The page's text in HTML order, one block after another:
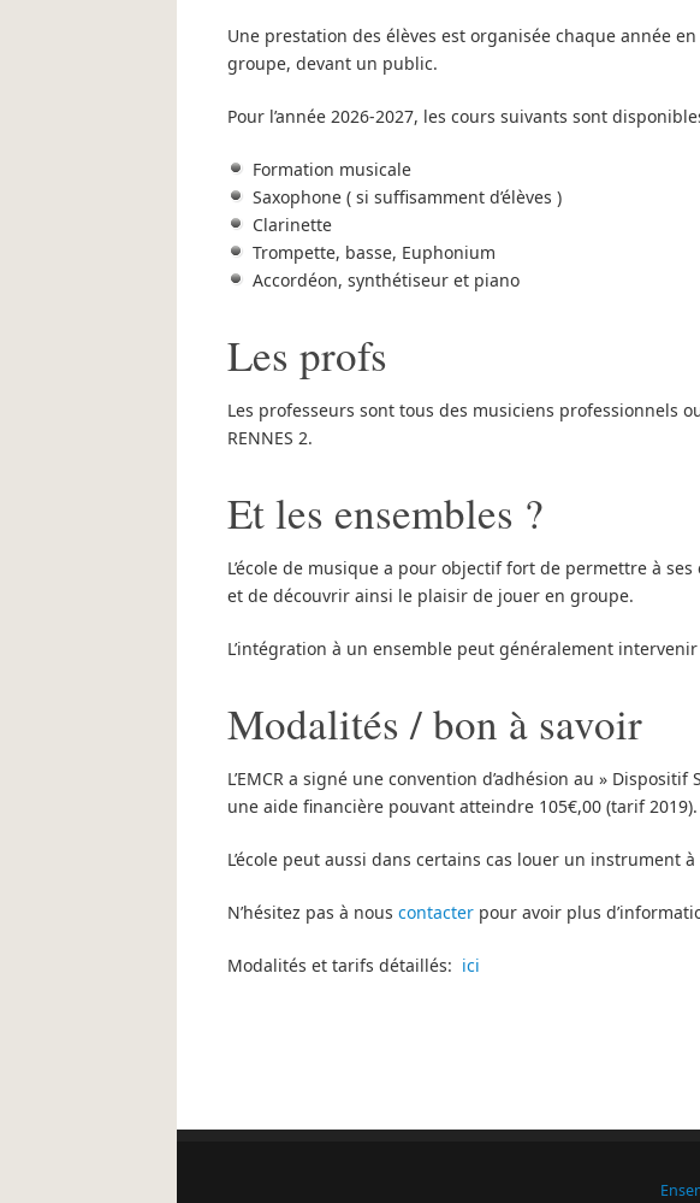
Une prestation des élèves est organisée chaque année
groupe, devant un public.
Pour l’année 2026-2027, les cours suivants sont
Formation musicale
Saxophone ( si suffisamment d’élèves )
Clarinette
Trompette, basse, Euphonium
Accordéon, synthétiseur et piano
Les profs
Les professeurs sont tous des musiciens professionnels
RENNES 2.
Et les ensembles ?
L’école de musique a pour objectif fort de permettre à
et de découvrir ainsi le plaisir de jouer en groupe.
L’intégration à un ensemble peut généralement
Modalités / bon à savoir
L’EMCR a signé une convention d’adhésion au »
une aide financière pouvant atteindre 105€,00 (tarif 2019).
L’école peut aussi dans certains cas louer un
N’hésitez pas à nous contacter pour avoir plus
Modalités et tarifs détaillés: ici